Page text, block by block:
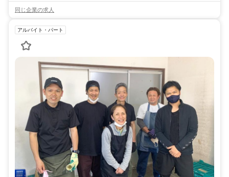
同じ企業の求人
アルバイト・パート